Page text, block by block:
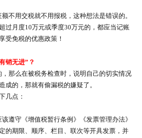
不用交税就不用报税，这种想法是错误的。
过月度10万元或季度30万元的，都应当记账
受免税的优惠政策！
销无进”？
那么在被税务检查时，说明自己的切实情况
成的，那就有偷漏税的嫌疑了。
几点：
遵守《增值税暂行条例》《发票管理办法》
的期限、顺序、栏目、联次等开具发票，并